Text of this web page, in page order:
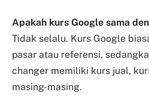
Apakah kurs Google sama
Tidak selalu. Kurs Google
pasar atau referensi,
changer memiliki kurs jual,
masing-masing.